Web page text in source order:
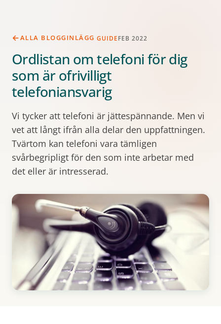
ALLA BLOGGINLÄGG GUIDEFEB 2022
Ordlistan om telefoni för dig
som är ofrivilligt
telefoniansvarig
Vi tycker att telefoni är jättespännande. Men vi
vet att långt ifrån alla delar den uppfattningen.
Tvärtom kan telefoni vara tämligen
svårbegripligt för den som inte arbetar med
det eller är intresserad.